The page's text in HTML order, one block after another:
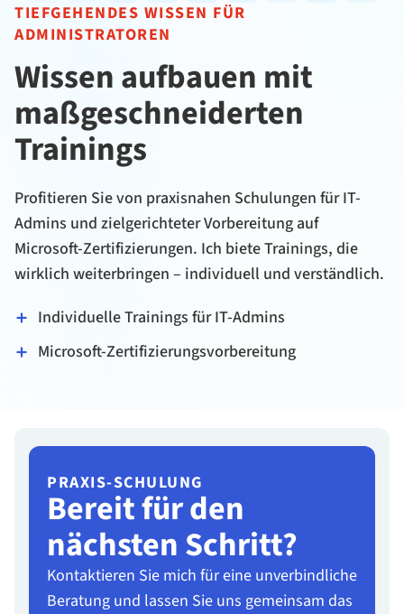
TIEFGEHENDES WISSEN FÜR
ADMINISTRATOREN
Wissen aufbauen mit
maßgeschneiderten
Trainings
Profitieren Sie von praxisnahen Schulungen für IT-
Admins und zielgerichteter Vorbereitung auf
Microsoft-Zertifizierungen. Ich biete Trainings, die
wirklich weiterbringen – individuell und verständlich.
Individuelle Trainings für IT-Admins
Microsoft-Zertifizierungsvorbereitung
PRAXIS-SCHULUNG
Bereit für den
nächsten Schritt?
Kontaktieren Sie mich für eine unverbindliche
Beratung und lassen Sie uns gemeinsam das